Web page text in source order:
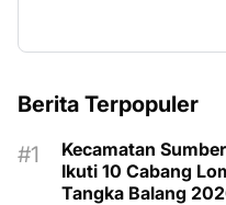
Berita Terpopuler
Kecamatan
Ikuti 10 Cabang
Tangka Balang